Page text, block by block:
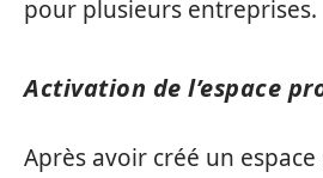
pour plusieurs entreprises.
Activation de l’espace
Après avoir créé un